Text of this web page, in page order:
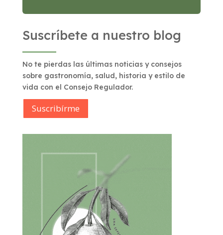
Suscríbete a nuestro blog
No te pierdas las últimas noticias y consejos
sobre gastronomía, salud, historia y estilo de
vida con el Consejo Regulador.
Suscribírme